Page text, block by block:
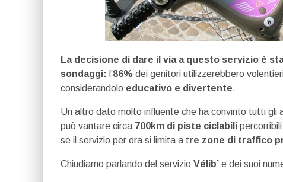
La decisione di dare il via a questo servizio è
sondaggi: l’86% dei genitori utilizzerebbero
considerandolo educativo e divertente.
Un altro dato molto influente che ha convinto tutti
può vantare circa 700km di piste ciclabili
se il servizio per ora si limita a tre zone di traffico
Chiudiamo parlando del servizio Vélib’ e dei suoi